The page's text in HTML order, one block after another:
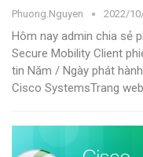
Phuong.nguyen 2022/
Hôm nay admin chia sẻ
Secure Mobility Client
tin Năm / Ngày phát
Cisco SystemsTrang